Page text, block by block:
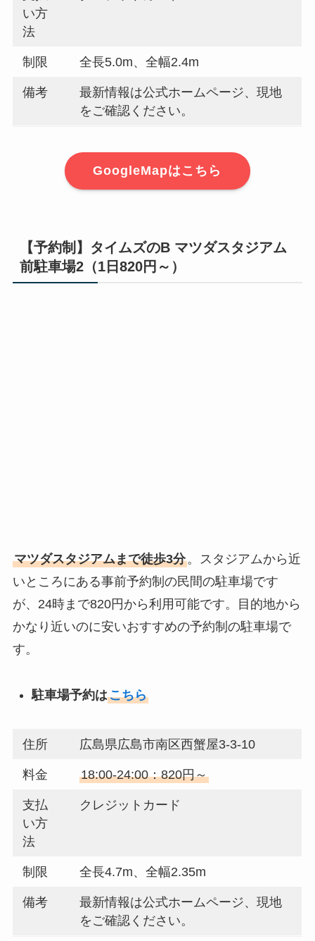
い方
法
制限 全長5.0m、全幅2.4m
備考
最新情報は公式ホームページ、現地
をご確認ください。
GoogleMapはこちら
【予約制】タイムズのB マツダスタジアム
前駐車場2（1日820円～）
マツダスタジアムまで徒歩3分。スタジアムから近
いところにある事前予約制の民間の駐車場です
が、24時まで820円から利用可能です。目的地から
かなり近いのに安いおすすめの予約制の駐車場で
す。
駐車場予約はこちら
住所 広島県広島市南区西蟹屋3-3-10
料金 18:00-24:00：820円～
支払
い方
法
クレジットカード
制限 全長4.7m、全幅2.35m
備考
最新情報は公式ホームページ、現地
をご確認ください。